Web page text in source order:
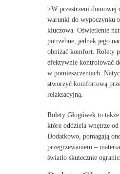
>W przestrzeni domowej
warunki do wypoczynku
kluczowa. Oświetlenie
potrzebne, jednak jego
obniżać komfort. Rolety
efektywnie kontrolować
w pomieszczeniach.
stworzyć komfortową
relaksacyjną.
Rolety Głogówek to
które oddziela wnętrze od
Dodatkowo, pomagają
przegrzewaniem –
światło skutecznie